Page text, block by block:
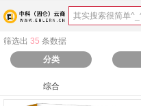
筛选出 35 条数据
分类
综合